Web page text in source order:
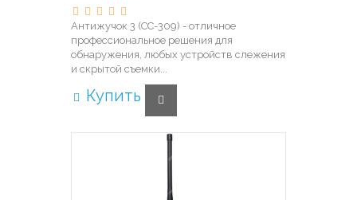
Антижучок 3 (CC-309) - отличное
профессиональное решения для
обнаружения, любых устройств слежения
и скрытой съемки...
Купить